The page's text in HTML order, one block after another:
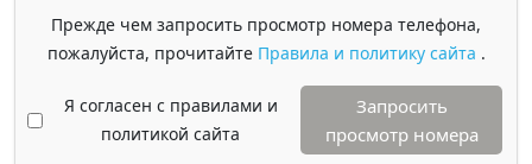
Прежде чем запросить просмотр номера телефона,
пожалуйста, прочитайте Правила и политику сайта .
Я согласен с правилами и
политикой сайта
Запросить
просмотр номера